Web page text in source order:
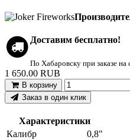
Доставим бесплатно!
По Хабаровску при заказе
1 650.00 RUB
В корзину
Заказ в один клик
Характеристики
Калибр
0,8"